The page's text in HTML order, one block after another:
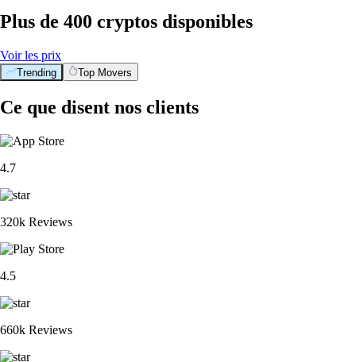
Plus de 400 cryptos disponibles
Voir les prix
Trending Top Movers
Ce que disent nos clients
4.7
320k Reviews
4.5
660k Reviews